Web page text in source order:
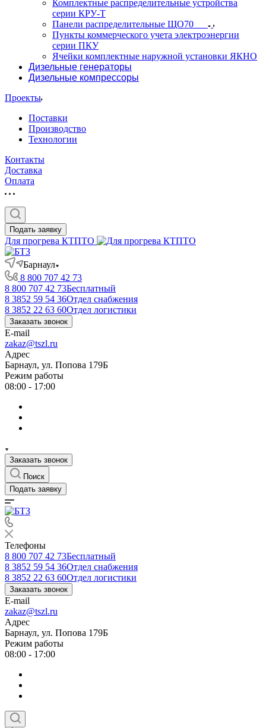
Комплектные распределительные устройства
серии КРУ-Т
Панели распределительные ЩО70
Пункты коммерческого учета электроэнергии
серии ПКУ
Ячейки комплектные наружной установки ЯКНО
Дизельные генераторы
Дизельные компрессоры
Проекты
Поставки
Производство
Технологии
Контакты
Доставка
Оплата
Подать заявку
Для прогрева КТПТО
Барнаул
8 800 707 42 73
8 800 707 42 73Бесплатный
8 3852 59 54 36Отдел снабжения
8 3852 22 63 60Отдел логистики
Заказать звонок
E-mail
zakaz@tszl.ru
Адрес
Барнаул, ул. Попова 179Б
Режим работы
08:00 - 17:00
Заказать звонок
Поиск
Подать заявку
Телефоны
8 800 707 42 73Бесплатный
8 3852 59 54 36Отдел снабжения
8 3852 22 63 60Отдел логистики
Заказать звонок
E-mail
zakaz@tszl.ru
Адрес
Барнаул, ул. Попова 179Б
Режим работы
08:00 - 17:00